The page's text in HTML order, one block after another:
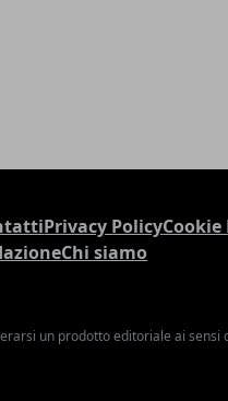
Privacy PolicyCookie
Chi siamo
un prodotto editoriale ai sensi